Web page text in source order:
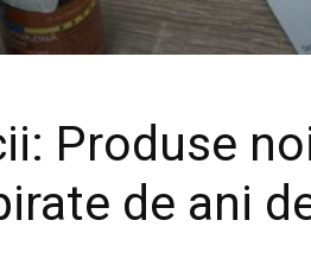
Produse
de ani